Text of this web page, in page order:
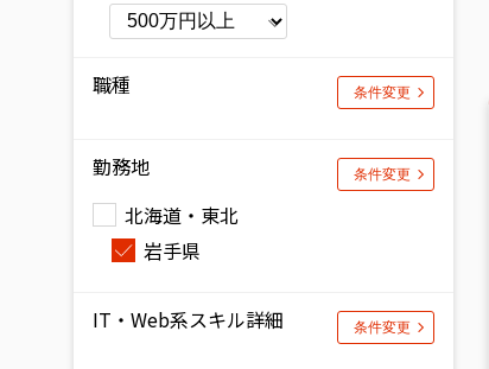
職種 条件変更
勤務地 条件変更
北海道・東北
岩手県
IT・Web系スキル詳細 条件変更